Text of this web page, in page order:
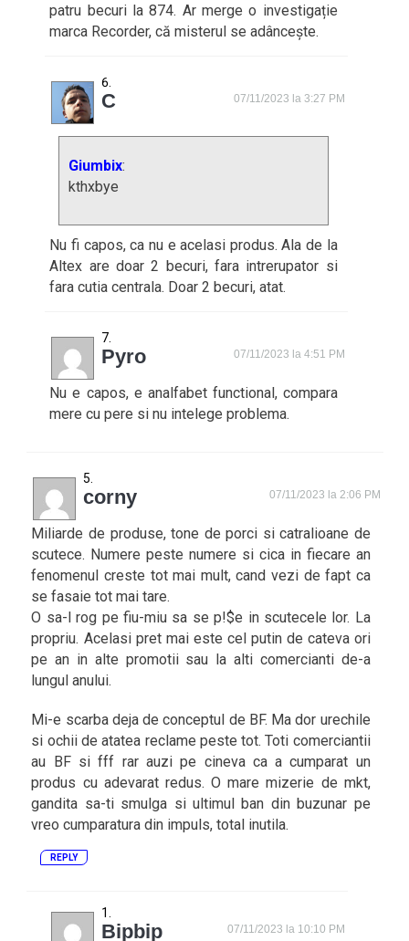
patru becuri la 874. Ar merge o investigație
marca Recorder, că misterul se adâncește.
C 07/11/2023 la 3:27 PM
Giumbix:
kthxbye
Nu fi capos, ca nu e acelasi produs. Ala de la
Altex are doar 2 becuri, fara intrerupator si
fara cutia centrala. Doar 2 becuri, atat.
Pyro 07/11/2023 la 4:51 PM
Nu e capos, e analfabet functional, compara
mere cu pere si nu intelege problema.
corny 07/11/2023 la 2:06 PM
Miliarde de produse, tone de porci si catralioane de
scutece. Numere peste numere si cica in fiecare an
fenomenul creste tot mai mult, cand vezi de fapt ca
se fasaie tot mai tare.
O sa-l rog pe fiu-miu sa se p!$e in scutecele lor. La
propriu. Acelasi pret mai este cel putin de cateva ori
pe an in alte promotii sau la alti comercianti de-a
lungul anului.
Mi-e scarba deja de conceptul de BF. Ma dor urechile
si ochii de atatea reclame peste tot. Toti comerciantii
au BF si fff rar auzi pe cineva ca a cumparat un
produs cu adevarat redus. O mare mizerie de mkt,
gandita sa-ti smulga si ultimul ban din buzunar pe
vreo cumparatura din impuls, total inutila.
REPLY
Bipbip 07/11/2023 la 10:10 PM